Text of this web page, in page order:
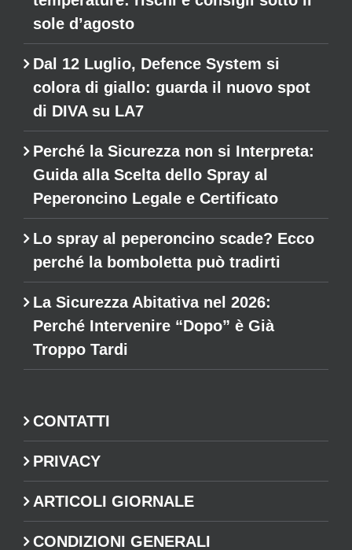
sole d’agosto
Dal 12 Luglio, Defence System si
colora di giallo: guarda il nuovo spot
di DIVA su LA7
Perché la Sicurezza non si Interpreta:
Guida alla Scelta dello Spray al
Peperoncino Legale e Certificato
Lo spray al peperoncino scade? Ecco
perché la bomboletta può tradirti
La Sicurezza Abitativa nel 2026:
Perché Intervenire “Dopo” è Già
Troppo Tardi
CONTATTI
PRIVACY
ARTICOLI GIORNALE
CONDIZIONI GENERALI